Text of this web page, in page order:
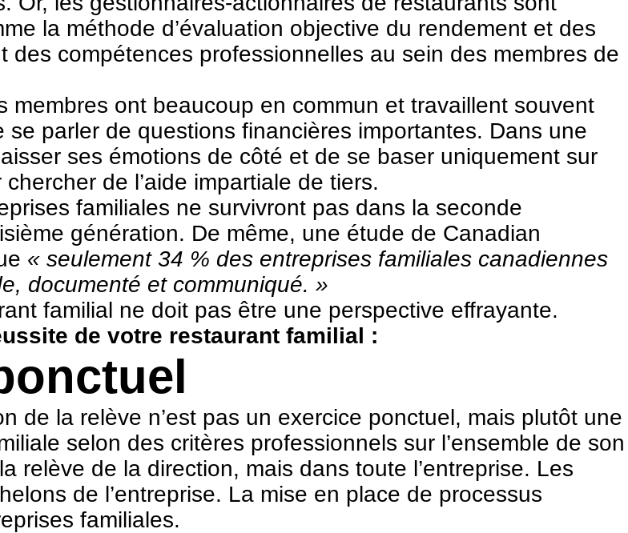
la méthode d’évaluation objective du rendement et des
compétences professionnelles au sein des membres de
membres ont beaucoup en commun et travaillent souvent
parler de questions financières importantes. Dans une
ses émotions de côté et de se baser uniquement sur
de l’aide impartiale de tiers.
familiales ne survivront pas dans la seconde
génération. De même, une étude de Canadian
« seulement 34 % des entreprises familiales canadiennes
documenté et communiqué. »
familial ne doit pas être une perspective effrayante.
de votre restaurant familial :
de la relève n’est pas un exercice ponctuel, mais plutôt une
selon des critères professionnels sur l’ensemble de son
relève de la direction, mais dans toute l’entreprise. Les
de l’entreprise. La mise en place de processus
familiales.